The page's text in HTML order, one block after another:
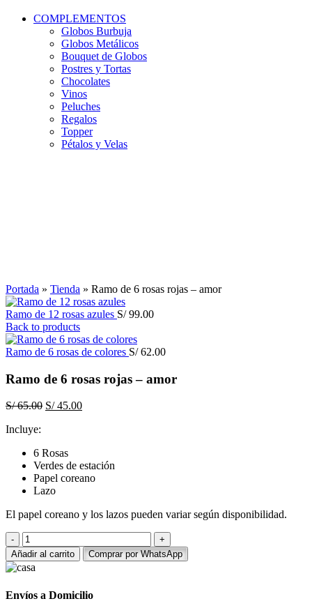
COMPLEMENTOS
Globos Burbuja
Globos Metálicos
Bouquet de Globos
Postres y Tortas
Chocolates
Vinos
Peluches
Regalos
Topper
Pétalos y Velas
Portada » Tienda » Ramo de 6 rosas rojas – amor
Ramo de 12 rosas azules S/99.00
Back to products
Ramo de 6 rosas de colores S/62.00
Ramo de 6 rosas rojas – amor
S/65.00 El
S/ 65.00.
S/45.00El
Incluye:
6 Rosas
Verdes de estación
Papel coreano
Lazo
El papel coreano y los lazos pueden variar según disponibilidad.
Ramo
de
6
rosas
-
Añadir al carrito Comprar por WhatsApp
Envíos a Domicilio